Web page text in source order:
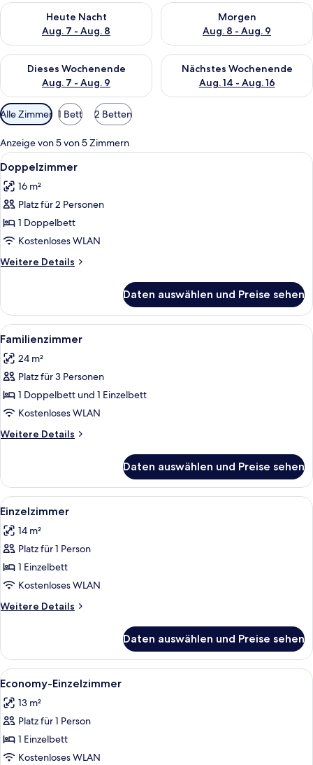
Heute Nacht
Aug. 7 - Aug. 8
Überprüfe die Verfügbarkeit für heute Nacht, Aug. 7 - Aug. 8.
Morgen
Aug. 8 - Aug. 9
Überprüfe die Verfügbarkeit
Dieses Wochenende
Aug. 7 - Aug. 9
Überprüfe die Verfügbarkeit für dieses Wochenende, Aug. 7
Nächstes Wochenende
Aug. 14 - Aug. 16
Überprüfe die Verfügbarkeit
Verfügbare
Filter
für
Zimmer
Alle Zimmer 1 Bett 2 Betten
Anzeige von 5 von 5 Zimmern
Alle
Fotos
für
Doppelzimmer
anzeigen
Ein Hotelzimmer mit zwei Betten,
7
Doppelzimmer
16 m²
Platz für 2 Personen
1 Doppelbett
Kostenloses WLAN
Weitere Details
Weitere
Daten auswählen und Preise sehen
Alle
Fotos
für
Familienzimmer
anzeigen
Familienzimmer | Schreibtisch,
7
Familienzimmer
24 m²
Platz für 3 Personen
1 Doppelbett und 1 Einzelbett
Kostenloses WLAN
Weitere Details
Weitere
Daten auswählen und Preise sehen
Alle
Fotos
für
Einzelzimmer
anzeigen
Einzelzimmer | Schreibtisch,
6
Einzelzimmer
14 m²
Platz für 1 Person
1 Einzelbett
Kostenloses WLAN
Weitere Details
Weitere
Daten auswählen und Preise sehen
Alle
Fotos
für
Economy-
Einzelzimmer
anzeigen
Ein kleines Hotelzimmer mit einem
5
Economy-Einzelzimmer
13 m²
Platz für 1 Person
1 Einzelbett
Kostenloses WLAN